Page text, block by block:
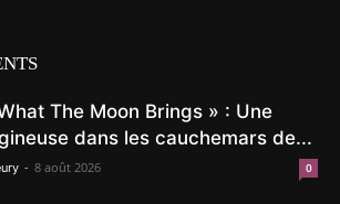
The Moon Brings » : Une
dans les cauchemars de...
- 8 août 2026 0